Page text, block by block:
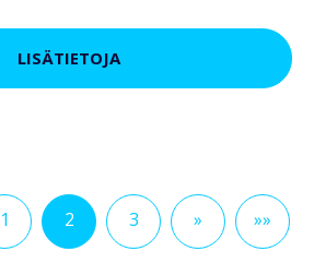
LISÄTIETOJA
1 2 3 » »»